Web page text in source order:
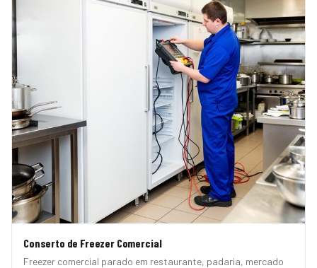
Conserto de Freezer Comercial
Freezer comercial parado em restaurante, padaria, mercado